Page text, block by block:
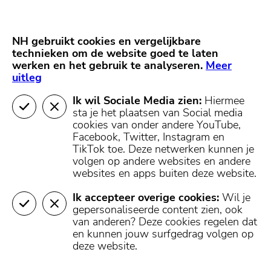
Mijn regio
NH gebruikt cookies en vergelijkbare
technieken om de website goed te laten
werken en het gebruik te analyseren. Meer
uitleg
Ik wil Sociale Media zien: Hiermee
sta je het plaatsen van Social media
cookies van onder andere YouTube,
Facebook, Twitter, Instagram en
TikTok toe. Deze netwerken kunnen je
volgen op andere websites en andere
websites en apps buiten deze website.
Ik accepteer overige cookies: Wil je
gepersonaliseerde content zien, ook
van anderen? Deze cookies regelen dat
en kunnen jouw surfgedrag volgen op
deze website.